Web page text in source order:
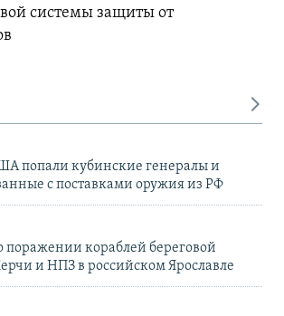
системы защиты от
попали кубинские генералы и
с поставками оружия из РФ
поражении кораблей береговой
и НПЗ в российском Ярославле